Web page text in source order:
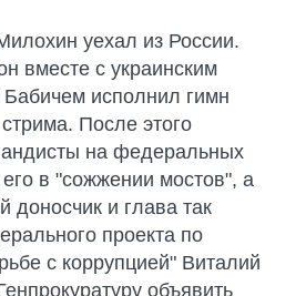
уехал из России.
вместе с украинским
исполнил гимн
После этого
на федеральных
в "сожжении мостов", а
доносчик и глава так
проекта по
с коррупцией" Виталий
объявить